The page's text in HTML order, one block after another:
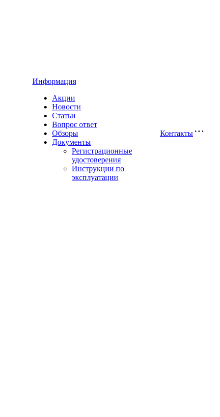
Информация
Акции
Новости
Статьи
Вопрос ответ
Обзоры
Документы
Регистрационные
удостоверения
Инструкции по
эксплуатации
Контакты